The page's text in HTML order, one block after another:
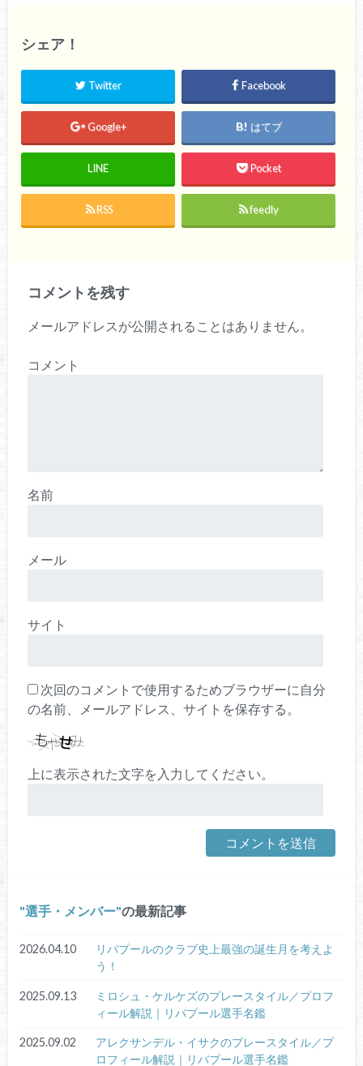
シェア！
Twitter Facebook
Google+ はてブ
LINE Pocket
RSS feedly
コメントを残す
メールアドレスが公開されることはありません。
コメント
名前
メール
サイト
次回のコメントで使用するためブラウザーに自分
の名前、メールアドレス、サイトを保存する。
上に表示された文字を入力してください。
選手・メンバー の最新記事
2026.04.10
リバプールのクラブ史上最強の誕生月を考えよ
う！
2025.09.13
ミロシュ・ケルケズのプレースタイル／プロフ
ィール解説｜リバプール選手名鑑
2025.09.02
アレクサンデル・イサクのプレースタイル／プ
ロフィール解説｜リバプール選手名鑑